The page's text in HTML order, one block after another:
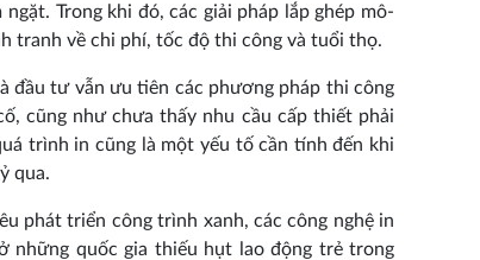
Trong khi đó, các giải pháp lắp ghép mô-
tranh về chi phí, tốc độ thi công và tuổi thọ.
đầu tư vẫn ưu tiên các phương pháp thi công
cũng như chưa thấy nhu cầu cấp thiết phải
trình in cũng là một yếu tố cần tính đến khi
qua.
phát triển công trình xanh, các công nghệ in
những quốc gia thiếu hụt lao động trẻ trong